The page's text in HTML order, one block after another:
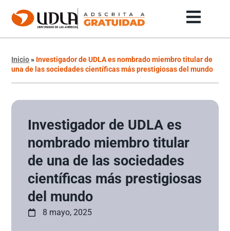
Inicio» Investigador de UDLA es nombrado miembro titular de
una de las sociedades científicas más prestigiosas del mundo
Investigador de UDLA es
nombrado miembro titular
de una de las sociedades
científicas más prestigiosas
del mundo
8 mayo, 2025